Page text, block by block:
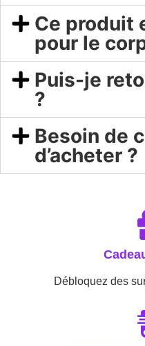
Ce produit
pour le
Puis-je
?
Besoin de
d’acheter ?
Débloquez des